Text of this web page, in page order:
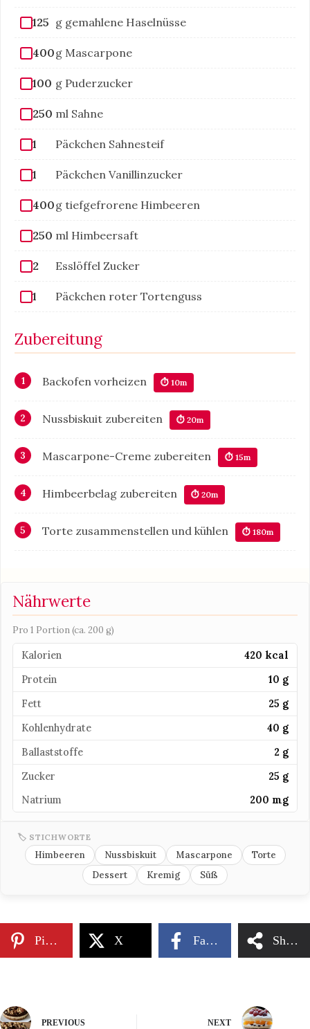
125 g gemahlene Haselnüsse
400g Mascarpone
100 g Puderzucker
250 ml Sahne
1 Päckchen Sahnesteif
1 Päckchen Vanillinzucker
400g tiefgefrorene Himbeeren
250 ml Himbeersaft
2 Esslöffel Zucker
1 Päckchen roter Tortenguss
Zubereitung
Backofen vorheizen ⏱ 10m
Nussbiskuit zubereiten ⏱ 20m
Mascarpone-Creme zubereiten ⏱ 15m
Himbeerbelag zubereiten ⏱ 20m
Torte zusammenstellen und kühlen ⏱ 180m
Nährwerte
Pro 1 Portion (ca. 200 g)
Kalorien
420 kcal
Protein
10 g
Fett
25 g
Kohlenhydrate
40 g
Ballaststoffe
2 g
Zucker
25 g
Natrium
200 mg
🏷 STICHWORTE
Himbeeren Nussbiskuit Mascarpone
Torte
Dessert
Kremig Süß
Pinterest X Facebook Share
PREVIOUS NEXT